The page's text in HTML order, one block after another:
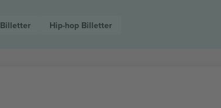
Billetter Hip-hop Billetter